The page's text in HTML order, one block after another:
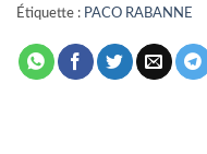
Étiquette : PACO RABANNE